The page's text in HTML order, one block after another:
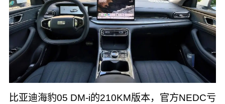
比亚迪海豹05 DM-i的210KM版本，官方NEDC亏